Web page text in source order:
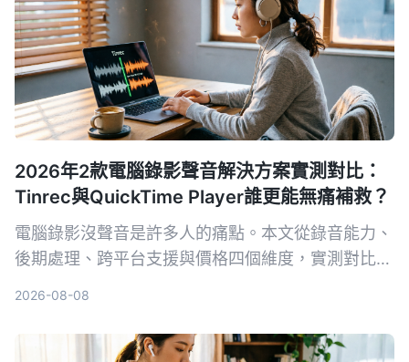
2026年2款電腦錄影聲音解決方案實測對比：
Tinrec與QuickTime Player誰更能無痛補救？
電腦錄影沒聲音是許多人的痛點。本文從錄音能力、
後期處理、跨平台支援與價格四個維度，實測對比
2026-08-08